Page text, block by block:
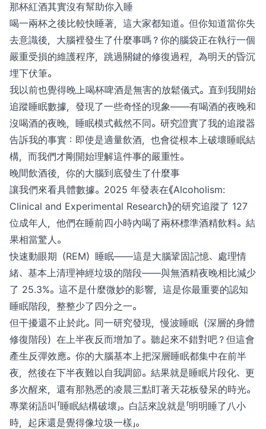
那杯紅酒其實沒有幫助你入睡
喝一兩杯之後比較快睡著，這大家都知道。但你知道當你失
去意識後，大腦裡發生了什麼事嗎？你的腦袋正在執行一個
嚴重受損的維護程序，跳過關鍵的修復過程，為明天的昏沉
埋下伏筆。
我以前也覺得晚上喝杯啤酒是無害的放鬆儀式。直到我開始
追蹤睡眠數據，發現了一些奇怪的現象——有喝酒的夜晚和
沒喝酒的夜晚，睡眠模式截然不同。研究證實了我的追蹤器
告訴我的事實：即使是適量飲酒，也會從根本上破壞睡眠結
構，而我們才剛開始理解這件事的嚴重性。
晚間飲酒後，你的大腦到底發生了什麼事
讓我們來看具體數據。2025 年發表在《Alcoholism:
Clinical and Experimental Research》的研究追蹤了 127
位成年人，他們在睡前四小時內喝了兩杯標準酒精飲料。結
果相當驚人。
快速動眼期（REM）睡眠——這是大腦鞏固記憶、處理情
緒、基本上清理神經垃圾的階段——與無酒精夜晚相比減少
了 25.3%。這不是什麼微妙的影響，這是你最重要的認知
睡眠階段，整整少了四分之一。
但干擾還不止於此。同一研究發現，慢波睡眠（深層的身體
修復階段）在上半夜反而增加了。聽起來不錯對吧？但這會
產生反彈效應。你的大腦基本上把深層睡眠都集中在前半
夜，然後在下半夜難以自我調節。結果就是睡眠片段化、更
多次醒來，還有那熟悉的凌晨三點盯著天花板發呆的時光。
專業術語叫「睡眠結構破壞」。白話來說就是「明明睡了八小
時，起床還是覺得像垃圾一樣」。